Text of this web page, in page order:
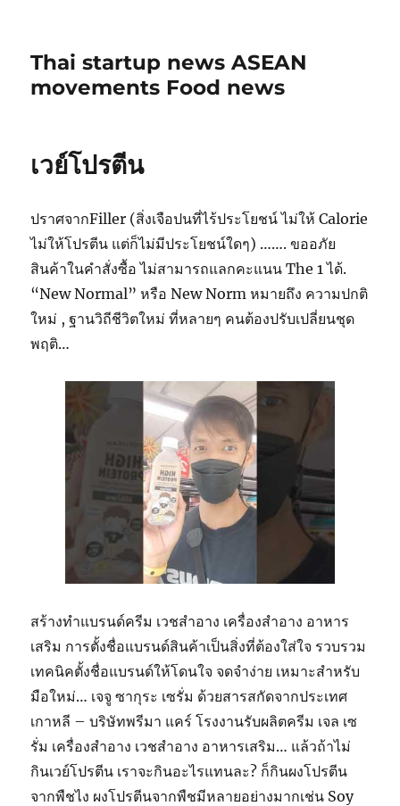
Thai startup news ASEAN
movements Food news
เวย์โปรตีน
ปราศจากFiller (สิ่งเจือปนที่ไร้ประโยชน์ ไม่ให้ Calorie
ไม่ให้โปรตีน แต่ก็ไม่มีประโยชน์ใดๆ) ……. ขออภัย
สินค้าในคำสั่งซื้อ ไม่สามารถแลกคะแนน The 1 ได้.
“New Normal” หรือ New Norm หมายถึง ความปกติ
ใหม่ , ฐานวิถีชีวิตใหม่ ที่หลายๆ คนต้องปรับเปลี่ยนชุด
พฤติ…
สร้างทำแบรนด์ครีม เวชสำอาง เครื่องสำอาง อาหาร
เสริม การตั้งชื่อแบรนด์สินค้าเป็นสิ่งที่ต้องใส่ใจ รวบรวม
เทคนิคตั้งชื่อแบรนด์ให้โดนใจ จดจำง่าย เหมาะสำหรับ
มือใหม่… เจจู ซากุระ เซรั่ม ด้วยสารสกัดจากประเทศ
เกาหลี – บริษัทพรีมา แคร์ โรงงานรับผลิตครีม เจล เซ
รั่ม เครื่องสำอาง เวชสำอาง อาหารเสริม… แล้วถ้าไม่
กินเวย์โปรตีน เราจะกินอะไรแทนละ? ก็กินผงโปรตีน
จากพืชไง ผงโปรตีนจากพืชมีหลายอย่างมากเช่น Soy